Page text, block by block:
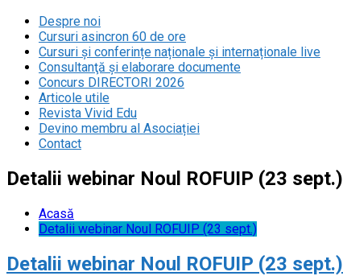
Despre noi
Cursuri asincron 60 de ore
Cursuri și conferințe naționale și internaționale live
Consultanţă și elaborare documente
Concurs DIRECTORI 2026
Articole utile
Revista Vivid Edu
Devino membru al Asociației
Contact
Detalii webinar Noul ROFUIP (23 sept.)
Acasă
Detalii webinar Noul ROFUIP (23 sept.)
Detalii webinar Noul ROFUIP (23 sept.)